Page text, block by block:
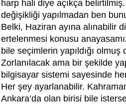
harp hali diye açıkça
değişikliği yapılmadan ben
Belki, Haziran ayına alınabilir
ertelenmesi konusu
bile seçimlerin yapıldığı olmuş
Zorlanılacak ama bir şekilde
bilgisayar sistemi sayesinde
Her şey ayarlanabilir.
Ankara’da olan birisi bile